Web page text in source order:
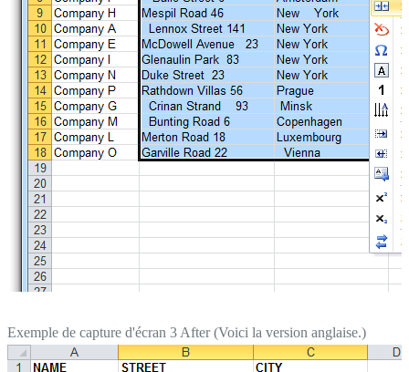
Exemple de capture d'écran 3 After (Voici la version anglaise.)